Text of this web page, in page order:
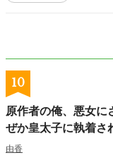
ンは堂
われるレ
10
原作者の俺、悪女に
ぜか皇太子に執着さ
由香